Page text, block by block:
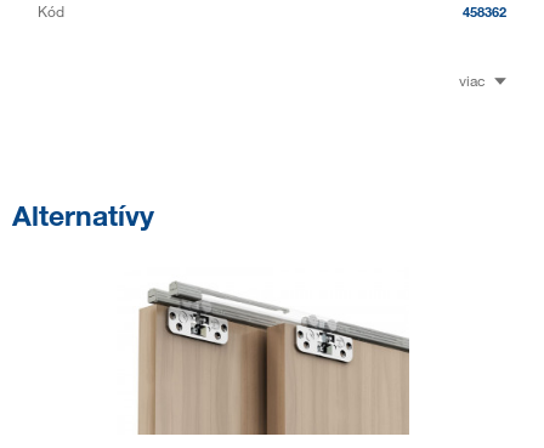
Kód 458362
viac
Alternatívy